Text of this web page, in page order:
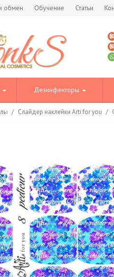
обмен Обучение Статьи
Дезинфекторы
/ Слайдер наклейки Arti for you /